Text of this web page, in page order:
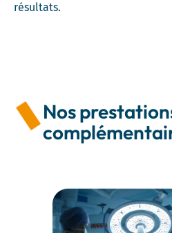
résultats.
Nos